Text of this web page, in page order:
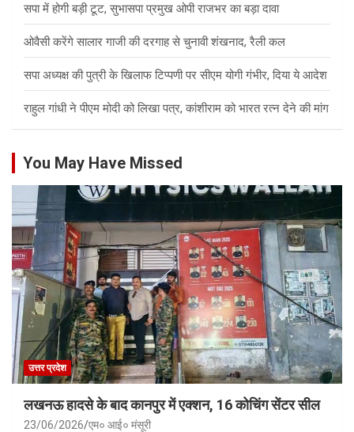
सपा में होगी बड़ी टूट, सुभासपा प्रमुख ओपी राजभर का बड़ा दावा
ओवैसी करेंगे सालार गाजी की दरगाह से चुनावी शंखनाद, रैली कल
सपा अध्यक्ष की पुत्री के खिलाफ टिप्पणी पर सीएम योगी गंभीर, दिया ये आदेश
राहुल गांधी ने पीएम मोदी को लिखा पत्र, कांशीराम को भारत रत्न देने की मांग
You May Have Missed
उत्तर प्रदेश
लखनऊ हादसे के बाद कानपुर में एक्शन, 16 कोचिंग सेंटर सील
23/06/2026 एम० आई० मंसूरी